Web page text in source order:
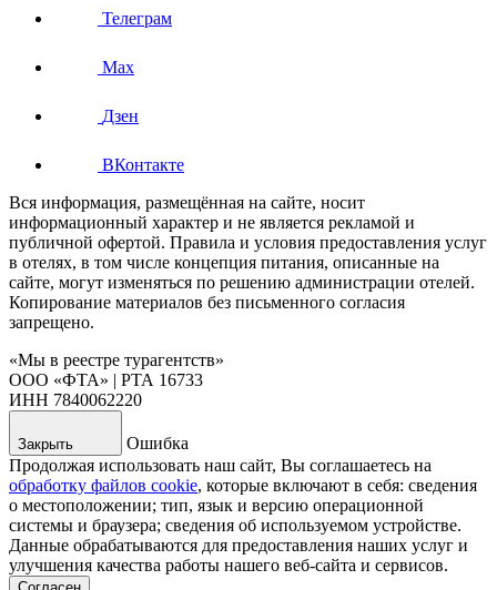
Телеграм
Max
Дзен
ВКонтакте
Вся информация, размещённая на сайте, носит
информационный характер и не является рекламой и
публичной офертой. Правила и условия предоставления услуг
в отелях, в том числе концепция питания, описанные на
сайте, могут изменяться по решению администрации отелей.
Копирование материалов без письменного согласия
запрещено.
«Мы в реестре турагентств»
ООО «ФТА» | РТА 16733
ИНН 7840062220
Закрыть
Ошибка
Продолжая использовать наш сайт, Вы соглашаетесь на
обработку файлов cookie, которые включают в себя: сведения
о местоположении; тип, язык и версию операционной
системы и браузера; сведения об используемом устройстве.
Данные обрабатываются для предоставления наших услуг и
улучшения качества работы нашего веб-сайта и сервисов.